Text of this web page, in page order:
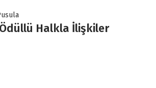
Halkla İlişkiler